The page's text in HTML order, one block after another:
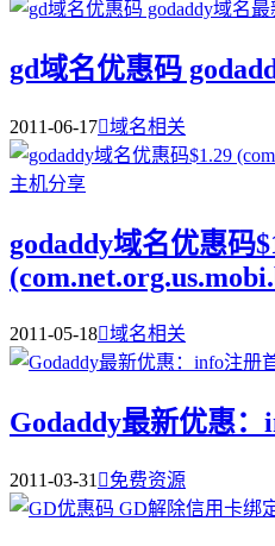
gd域名优惠码
2011-06-17域名相关
godaddy域名优惠码
2011-05-18域名相关
Godaddy最新优惠：
2011-03-31 免费资源